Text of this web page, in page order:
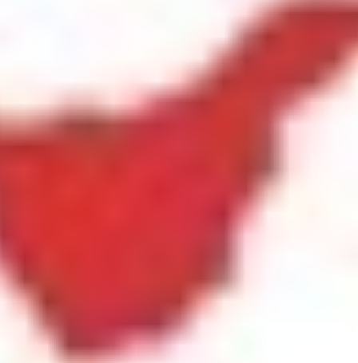
Inicio Clase abierta de Pantomima II
Clases abiertas:Sede Tenerife